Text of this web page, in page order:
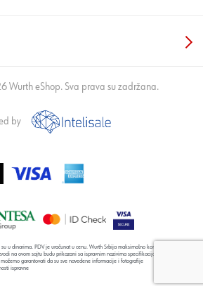
Wurth eShop. Sva prava su zadržana.
by
u dinarima. PDV je uračunat u cenu. Wurth Srbija maksimalno koristi
na ovom sajtu budu prikazani sa ispravnim nazivima specifikacija,
garantovati da su sve navedene informacije i fotografije
ispravne